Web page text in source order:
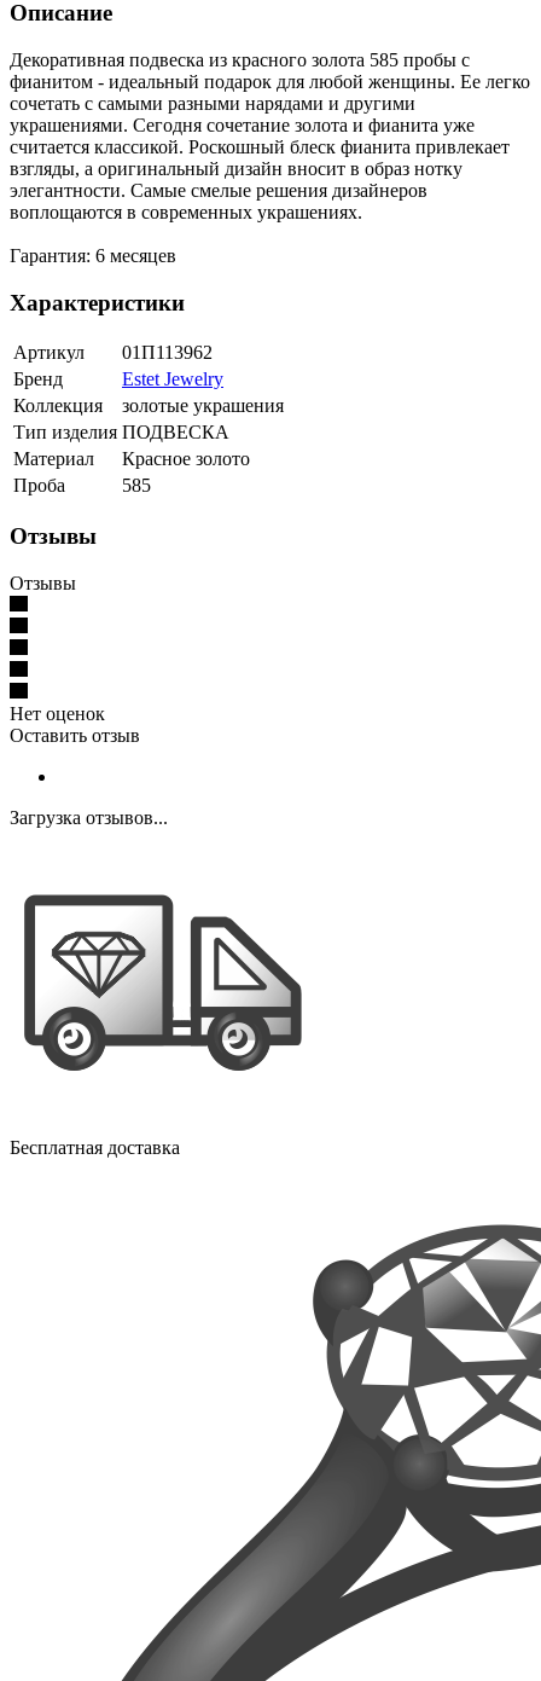
Описание
Декоративная подвеска из красного золота 585 пробы с
фианитом - идеальный подарок для любой женщины. Ее легко
сочетать с самыми разными нарядами и другими
украшениями. Сегодня сочетание золота и фианита уже
считается классикой. Роскошный блеск фианита привлекает
взгляды, а оригинальный дизайн вносит в образ нотку
элегантности. Самые смелые решения дизайнеров
воплощаются в современных украшениях.
Гарантия: 6 месяцев
Характеристики
Артикул
01П113962
Бренд
Estet Jewelry
Коллекция
золотые украшения
Тип изделия ПОДВЕСКА
Материал
Красное золото
Проба
585
Отзывы
Отзывы
Нет оценок
Оставить отзыв
Загрузка отзывов...
Бесплатная доставка